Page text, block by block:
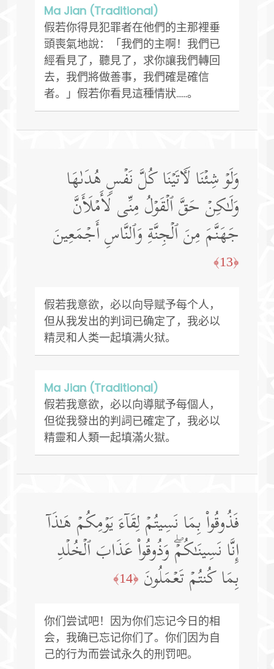
Ma Jian (Traditional)
假若你得見犯罪者在他們的主那裡垂
頭喪氣地說：「我們的主啊！我們已
經看見了，聽見了，求你讓我們轉回
去，我們將做善事，我們確是確信
者。」假若你看見這種情狀……。
وَلَوۡ شِئۡنَا لَـَٔاتَیۡنَا كُلَّ نَفۡسٍ هُدَىٰهَا
وَلَـٰكِنۡ حَقَّ ٱلۡقَوۡلُ مِنِّی لَأَمۡلَأَنَّ
جَهَنَّمَ مِنَ ٱلۡجِنَّةِ وَٱلنَّاسِ أَجۡمَعِینَ
﴿13﴾
假若我意欲，必以向导赋予每个人，
但从我发出的判词已确定了，我必以
精灵和人类一起填满火狱。
Ma Jian (Traditional)
假若我意欲，必以向導賦予每個人，
但從我發出的判詞已確定了，我必以
精靈和人類一起填滿火獄。
فَذُوقُوا۟ بِمَا نَسِیتُمۡ لِقَاۤءَ یَوۡمِكُمۡ هَـٰذَاۤ
إِنَّا نَسِینَـٰكُمۡۖ وَذُوقُوا۟ عَذَابَ ٱلۡخُلۡدِ
بِمَا كُنتُمۡ تَعۡمَلُونَ ﴿14﴾
你们尝试吧！因为你们忘记今日的相
会，我确已忘记你们了。你们因为自
己的行为而尝试永久的刑罚吧。